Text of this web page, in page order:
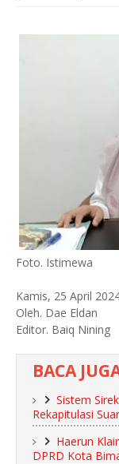
Foto. Istimewa
Kamis, 25 April
Oleh. Dae Eldan
Editor. Baiq Nining
BACA
Sistem
Rekapitulasi
Haerun
DPRD Kota